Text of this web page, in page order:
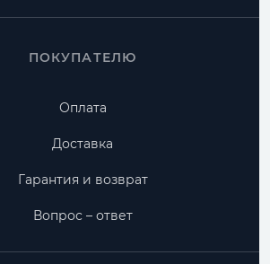
ПОКУПАТЕЛЮ
Оплата
Доставка
Гарантия и возврат
Вопрос – ответ